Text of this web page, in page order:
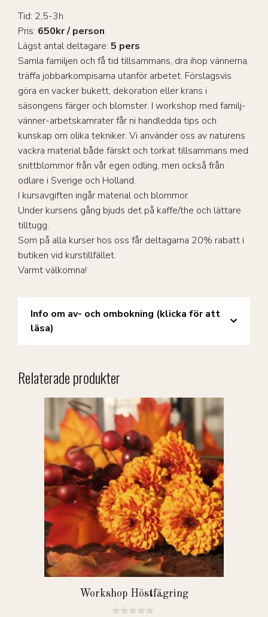
Tid: 2,5-3h
Pris: 650kr / person
Lägst antal deltagare: 5 pers
Samla familjen och få tid tillsammans, dra ihop vännerna,
träffa jobbarkompisarna utanför arbetet. Förslagsvis
göra en vacker bukett, dekoration eller krans i
säsongens färger och blomster. I workshop med familj-
vänner-arbetskamrater får ni handledda tips och
kunskap om olika tekniker. Vi använder oss av naturens
vackra material både färskt och torkat tillsammans med
snittblommor från vår egen odling, men också från
odlare i Sverige och Holland.
I kursavgiften ingår material och blommor.
Under kursens gång bjuds det på kaffe/the och lättare
tilltugg.
Som på alla kurser hos oss får deltagarna 20% rabatt i
butiken vid kurstillfället.
Varmt välkomna!
Info om av- och ombokning (klicka för att
läsa)
Relaterade produkter
Workshop Höstfägring